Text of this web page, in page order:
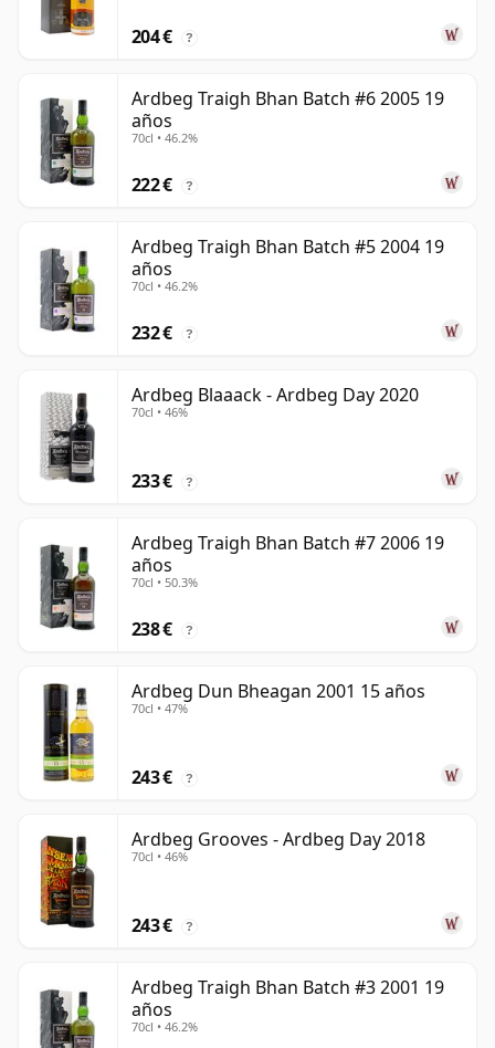
204 € ?
Ardbeg Traigh Bhan Batch #6 2005 19
años
70cl • 46.2%
222 € ?
Ardbeg Traigh Bhan Batch #5 2004 19
años
70cl • 46.2%
232 € ?
Ardbeg Blaaack - Ardbeg Day 2020
70cl • 46%
233 € ?
Ardbeg Traigh Bhan Batch #7 2006 19
años
70cl • 50.3%
238 € ?
Ardbeg Dun Bheagan 2001 15 años
70cl • 47%
243 € ?
Ardbeg Grooves - Ardbeg Day 2018
70cl • 46%
243 € ?
Ardbeg Traigh Bhan Batch #3 2001 19
años
70cl • 46.2%